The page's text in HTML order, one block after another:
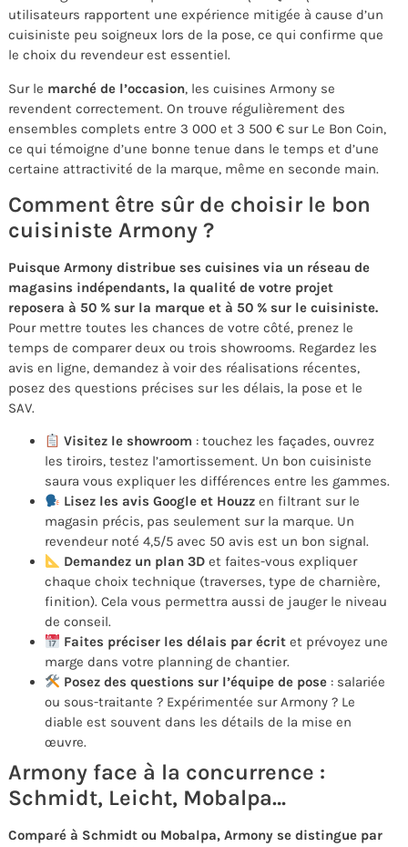
utilisateurs rapportent une expérience mitigée à cause d’un
cuisiniste peu soigneux lors de la pose, ce qui confirme que
le choix du revendeur est essentiel.
Sur le marché de l’occasion, les cuisines Armony se
revendent correctement. On trouve régulièrement des
ensembles complets entre 3 000 et 3 500 € sur Le Bon Coin,
ce qui témoigne d’une bonne tenue dans le temps et d’une
certaine attractivité de la marque, même en seconde main.
Comment être sûr de choisir le bon
cuisiniste Armony ?
Puisque Armony distribue ses cuisines via un réseau de
magasins indépendants, la qualité de votre projet
reposera à 50 % sur la marque et à 50 % sur le cuisiniste.
Pour mettre toutes les chances de votre côté, prenez le
temps de comparer deux ou trois showrooms. Regardez les
avis en ligne, demandez à voir des réalisations récentes,
posez des questions précises sur les délais, la pose et le
SAV.
Visitez le showroom : touchez les façades, ouvrez
les tiroirs, testez l’amortissement. Un bon cuisiniste
saura vous expliquer les différences entre les gammes.
Lisez les avis Google et Houzz en filtrant sur le
magasin précis, pas seulement sur la marque. Un
revendeur noté 4,5/5 avec 50 avis est un bon signal.
Demandez un plan 3D et faites-vous expliquer
chaque choix technique (traverses, type de charnière,
finition). Cela vous permettra aussi de jauger le niveau
de conseil.
Faites préciser les délais par écrit et prévoyez une
marge dans votre planning de chantier.
Posez des questions sur l’équipe de pose : salariée
ou sous-traitante ? Expérimentée sur Armony ? Le
diable est souvent dans les détails de la mise en
œuvre.
Armony face à la concurrence :
Schmidt, Leicht, Mobalpa…
Comparé à Schmidt ou Mobalpa, Armony se distingue par